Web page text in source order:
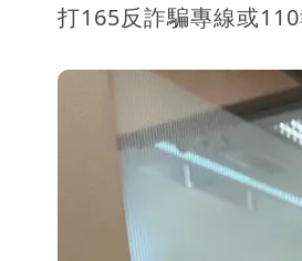
打165反詐騙專線或